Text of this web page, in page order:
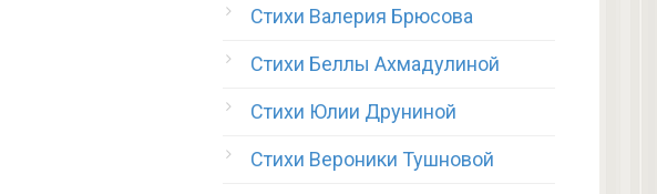
Стихи Валерия Брюсова
Стихи Беллы Ахмадулиной
Стихи Юлии Друниной
Стихи Вероники Тушновой